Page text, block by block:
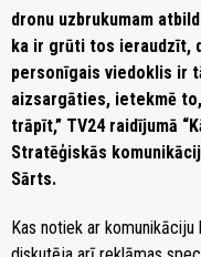
dronu uzbrukumam
ka ir grūti tos ieraudzīt,
personīgais viedoklis ir
aizsargāties, ietekmē
trāpīt,” TV24 raidījumā
Stratēģiskās
Sārts.
Kas notiek ar